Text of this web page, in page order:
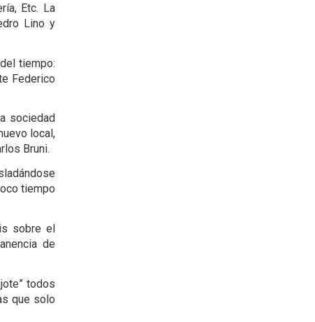
Etc. La
Lino y
tiempo:
Federico
sociedad
local,
Bruni.
tiempo
sobre el
de
todos
que solo